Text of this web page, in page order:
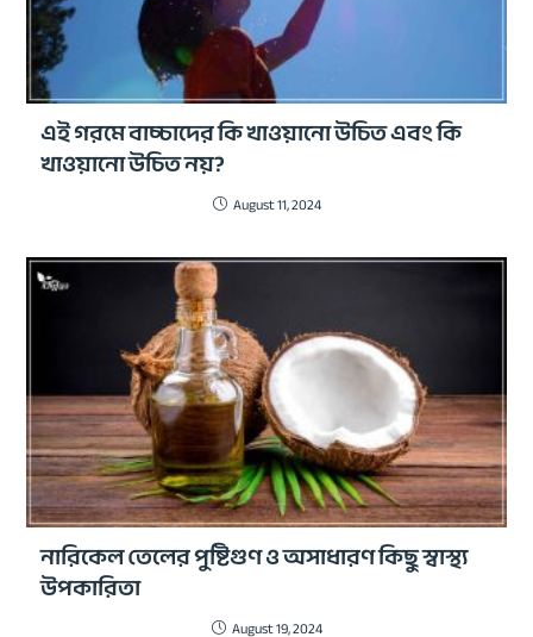
এই গরমে বাচ্চাদের কি খাওয়ানো উচিত এবং কি
খাওয়ানো উচিত নয়?
August 11, 2024
নারিকেল তেলের পুষ্টিগুণ ও অসাধারণ কিছু স্বাস্থ্য
উপকারিতা
August 19, 2024